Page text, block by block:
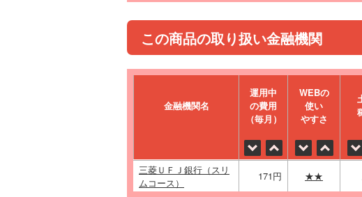
この商品の取り扱い金融機関
金融機関名
運⽤中
の費⽤
（毎⽉）
WEBの
使い
やすさ
三菱ＵＦＪ銀行（スリ
ムコース）
171円 ★★